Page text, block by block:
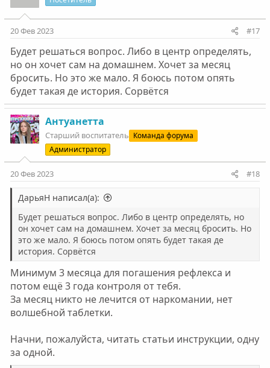
20 Фев 2023 #17
Будет решаться вопрос. Либо в центр определять,
но он хочет сам на домашнем. Хочет за месяц
бросить. Но это же мало. Я боюсь потом опять
будет такая де история. Сорвётся
Антуанетта
Старший воспитатель Команда форума
Администратор
20 Фев 2023 #18
ДарьяН написал(а):
Будет решаться вопрос. Либо в центр определять, но
он хочет сам на домашнем. Хочет за месяц бросить. Но
это же мало. Я боюсь потом опять будет такая де
история. Сорвётся
Минимум 3 месяца для погашения рефлекса и
потом ещё 3 года контроля от тебя.
За месяц никто не лечится от наркомании, нет
волшебной таблетки.
Начни, пожалуйста, читать статьи инструкции, одну
за одной.